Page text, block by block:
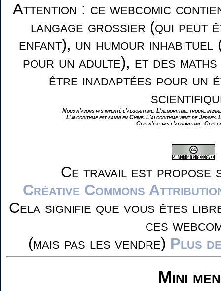
Attention : ce webcomic
langage grossier (qui peut
enfant), un humour inhabituel
pour un adulte), et des maths
être inadaptées pour un
Nous n'avons pas inventé l'algorithme. L'algorithme trouve
L'algorithme est banni en Chine. L'algorithme vient de Jersey.
Ceci n'est pas l'algorithme. Ceci
Ce travail est propose
Créative Commons
Cela signifie que vous êtes
ces
(mais pas les vendre) Plus
Mini